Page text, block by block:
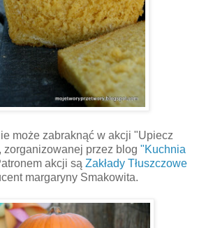
może zabraknąć w akcji "Upiecz
zorganizowanej przez blog "Kuchnia
akcji są Zakłady Tłuszczowe
margaryny Smakowita.